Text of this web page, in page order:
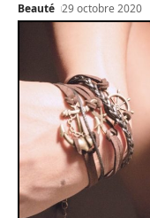
Beauté 29 octobre 2020